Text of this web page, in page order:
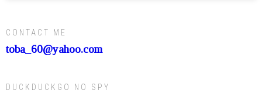
CONTACT ME
toba_60@yahoo.com
DUCKDUCKGO NO SPY